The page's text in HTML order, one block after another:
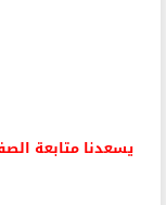
يسعدنا متابعة